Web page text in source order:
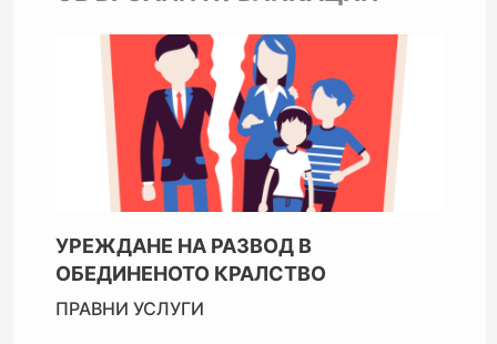
УРЕЖДАНЕ НА РАЗВОД В
ОБЕДИНЕНОТО КРАЛСТВО
ПРАВНИ УСЛУГИ